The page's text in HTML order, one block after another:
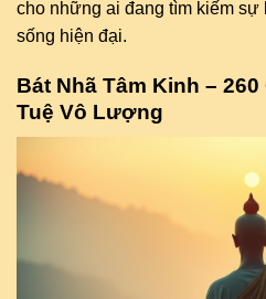
cho những ai đang tìm kiếm
sống hiện đại.
Bát Nhã Tâm Kinh –
Tuệ Vô Lượng